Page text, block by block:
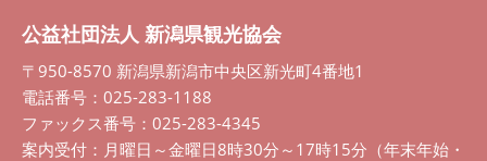
公益社団法人 新潟県観光協会
〒950-8570 新潟県新潟市中央区新光町4番地1
電話番号：025-283-1188
ファックス番号：025-283-4345
案内受付：月曜日～金曜日8時30分～17時15分（年末年始・